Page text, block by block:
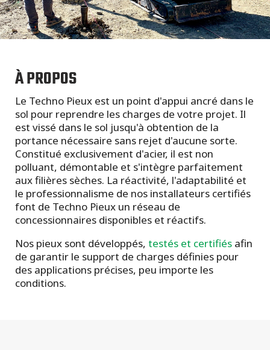
À PROPOS
Le Techno Pieux est un point d'appui ancré dans le
sol pour reprendre les charges de votre projet. Il
est vissé dans le sol jusqu'à obtention de la
portance nécessaire sans rejet d'aucune sorte.
Constitué exclusivement d'acier, il est non
polluant, démontable et s'intègre parfaitement
aux filières sèches. La réactivité, l'adaptabilité et
le professionnalisme de nos installateurs certifiés
font de Techno Pieux un réseau de
concessionnaires disponibles et réactifs.
Nos pieux sont développés, testés et certifiés afin
de garantir le support de charges définies pour
des applications précises, peu importe les
conditions.